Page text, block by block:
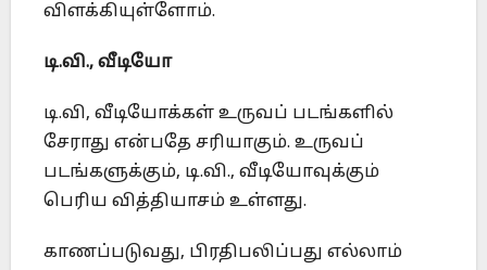
விளக்கியுள்ளோம்.
டி.வி., வீடியோ
டி.வி, வீடியோக்கள் உருவப் படங்களில்
சேராது என்பதே சரியாகும். உருவப்
படங்களுக்கும், டி.வி., வீடியோவுக்கும்
பெரிய வித்தியாசம் உள்ளது.
காணப்படுவது, பிரதிபலிப்பது எல்லாம்